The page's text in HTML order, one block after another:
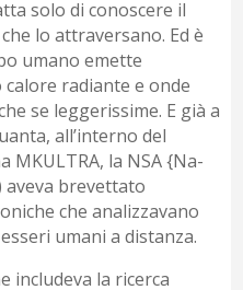
solo di conoscere il
lo attraversano. Ed è
uma­no emette
radiante e onde
se leggerissime. E già a
all’interno del
MKULTRA, la NSA {Na­
aveva brevettato
che analizzavano
umani a distanza.
includeva la ricerca